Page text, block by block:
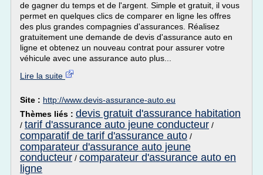
de gagner du temps et de l'argent. Simple et gratuit, il vous
permet en quelques clics de comparer en ligne les offres
des plus grandes compagnies d'assurances. Réalisez
gratuitement une demande de devis d'assurance auto en
ligne et obtenez un nouveau contrat pour assurer votre
véhicule avec une assurance auto plus...
Lire la suite
Site : http://www.devis-assurance-auto.eu
Thèmes liés : devis gratuit d'assurance habitation
/ tarif d'assurance auto jeune conducteur /
comparatif de tarif d'assurance auto /
comparateur d'assurance auto jeune
conducteur / comparateur d'assurance auto en
ligne